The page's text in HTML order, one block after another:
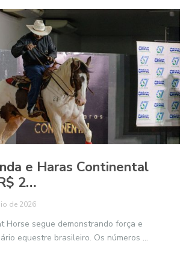
e Haras Continental
2…
de 2026
Horse segue demonstrando força e
equestre brasileiro. Os números ...